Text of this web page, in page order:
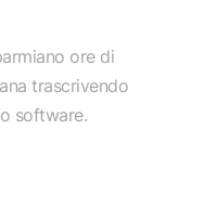
ore di
trascrivendo
software.